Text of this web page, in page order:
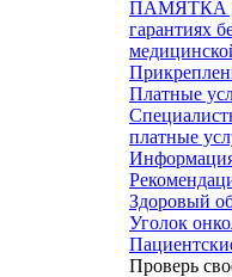
ПАМЯТКА
гарантиях
Платные
платные
Здоровый
Уголок
Проверь